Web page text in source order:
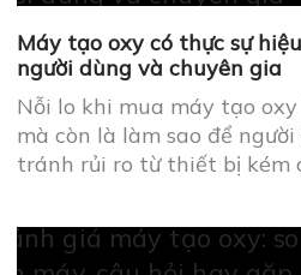
mà còn là làm sao để
tránh rủi ro từ thiết bị kém
Máy tạo oxy tại nhà: Cảnh
và hướng dẫn an toàn
mà còn là làm sao để
tránh rủi ro từ thiết bị kém